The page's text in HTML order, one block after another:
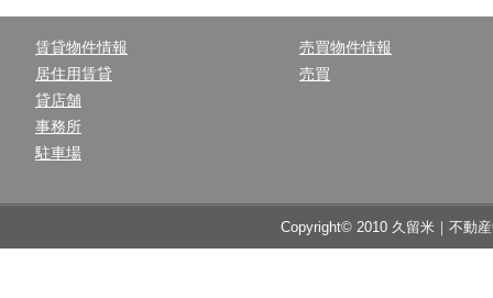
賃貸物件情報
居住用賃貸
貸店舗
事務所
駐車場
売買物件情報
売買
Copyright© 2010 久留米｜不動